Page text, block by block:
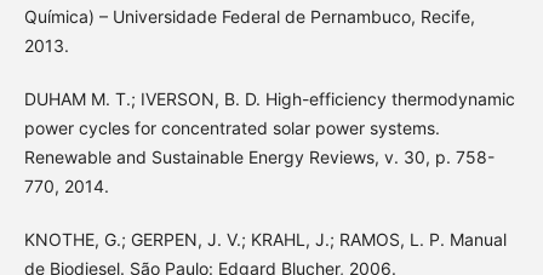
Química) – Universidade Federal de Pernambuco, Recife,
2013.
DUHAM M. T.; IVERSON, B. D. High-efficiency thermodynamic
power cycles for concentrated solar power systems.
Renewable and Sustainable Energy Reviews, v. 30, p. 758-
770, 2014.
KNOTHE, G.; GERPEN, J. V.; KRAHL, J.; RAMOS, L. P. Manual
de Biodiesel. São Paulo: Edgard Blucher, 2006.